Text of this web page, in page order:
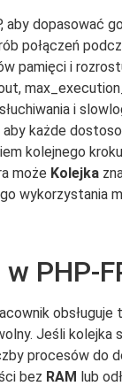
dopasować
połączeń
pamięci i
i
każde
kolejnego
może Kolejka
wykorzystania
PHP-
Jeśli kolejka
procesów do
bez RAM lub